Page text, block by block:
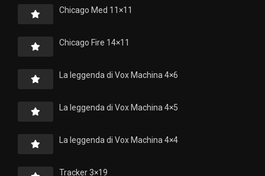
Chicago Med 11×11
Chicago Fire 14×11
La leggenda di Vox Machina 4×6
La leggenda di Vox Machina 4×5
La leggenda di Vox Machina 4×4
Tracker 3×19